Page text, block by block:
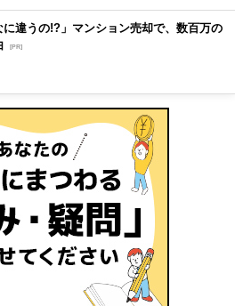
に違うの!?」マンション売却で、数百万の
[PR]